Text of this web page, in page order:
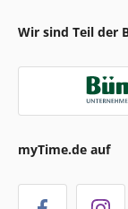
Wir sind Teil der
myTime.de auf